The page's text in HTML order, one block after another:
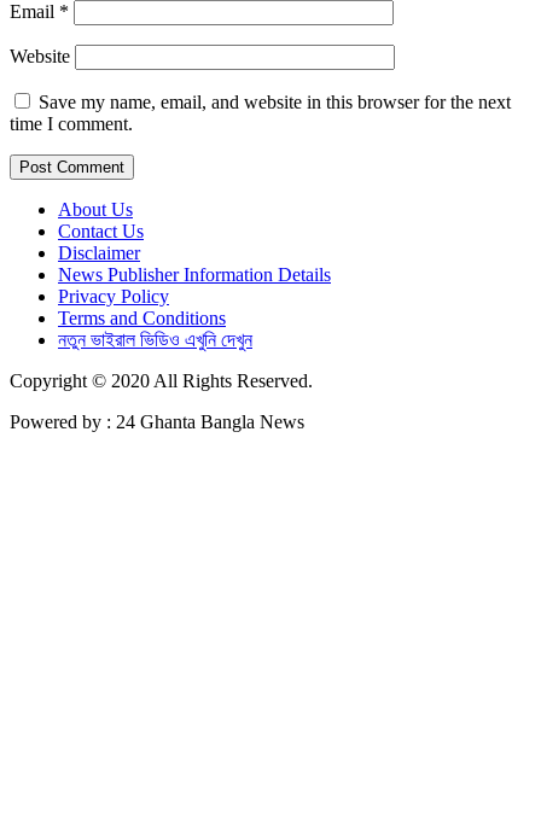
Email *
Website
Save my name, email, and website in this browser for the next
time I comment.
About Us
Contact Us
Disclaimer
News Publisher Information Details
Privacy Policy
Terms and Conditions
নতুন ভাইরাল ভিডিও এখুনি দেখুন
Copyright © 2020 All Rights Reserved.
Powered by : 24 Ghanta Bangla News